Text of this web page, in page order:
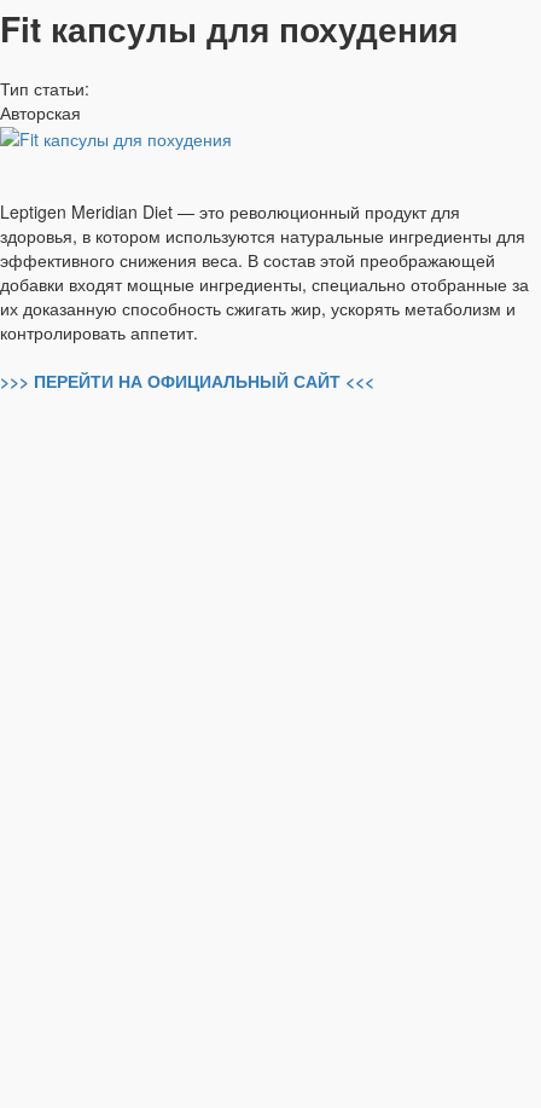
Fit капсулы для похудения
Тип статьи:
Авторская
Leptigen Meridian Diеt — это революционный продукт для
здоровья, в котором используются натуральные ингредиенты для
эффективного снижения веса. В состав этой преображающей
добавки входят мощные ингредиенты, специально отобранные за
их доказанную способность сжигать жир, ускорять метаболизм и
контролировать аппетит.
>>> ПЕРЕЙТИ НА ОФИЦИАЛЬНЫЙ САЙТ <<<